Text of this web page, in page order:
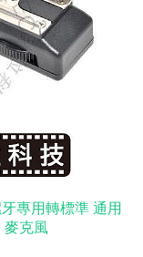
專用轉標準 通用
麥克風